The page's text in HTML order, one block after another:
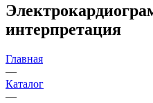
интерпретация
Главная
—
Каталог
—